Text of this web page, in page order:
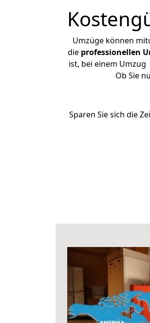
Umzüge können
die professionellen
ist, bei einem
Ob Sie
Sparen Sie sich die